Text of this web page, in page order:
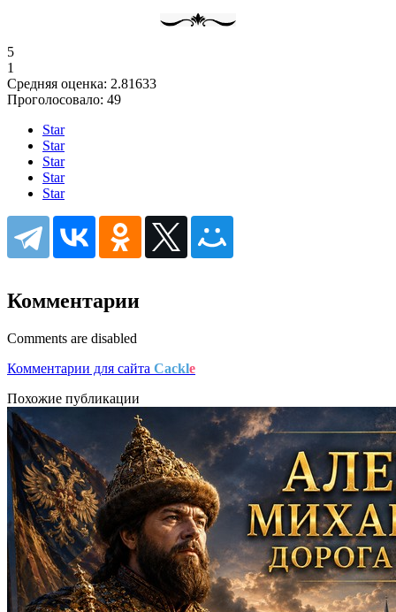
5
1
Средняя оценка: 2.81633
Проголосовало: 49
Star
Star
Star
Star
Star
Комментарии
Comments are disabled
Комментарии для сайта Cackle
Похожие публикации